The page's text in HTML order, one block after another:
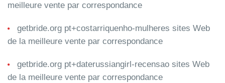
meilleure vente par correspondance
getbride.org pt+costarriquenho-mulheres sites Web
de la meilleure vente par correspondance
getbride.org pt+daterussiangirl-recensao sites Web
de la meilleure vente par correspondance